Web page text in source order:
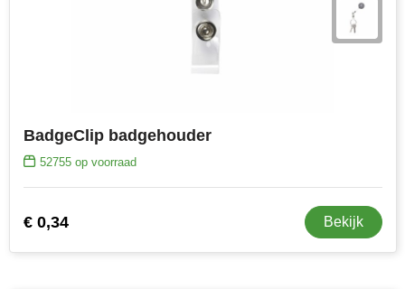
BadgeClip badgehouder
52755op voorraad
€ 0,34 Bekijk